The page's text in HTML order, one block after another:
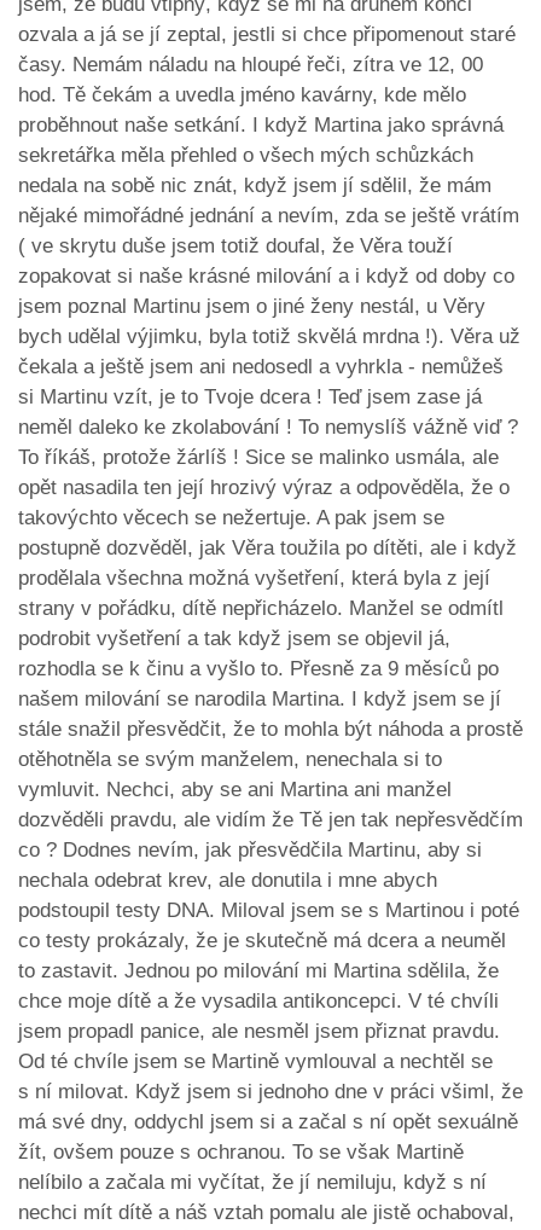
jsem, že budu vtipný, když se mi na druhém konci
ozvala a já se jí zeptal, jestli si chce připomenout staré
časy. Nemám náladu na hloupé řeči, zítra ve 12, 00
hod. Tě čekám a uvedla jméno kavárny, kde mělo
proběhnout naše setkání. I když Martina jako správná
sekretářka měla přehled o všech mých schůzkách
nedala na sobě nic znát, když jsem jí sdělil, že mám
nějaké mimořádné jednání a nevím, zda se ještě vrátím
( ve skrytu duše jsem totiž doufal, že Věra touží
zopakovat si naše krásné milování a i když od doby co
jsem poznal Martinu jsem o jiné ženy nestál, u Věry
bych udělal výjimku, byla totiž skvělá mrdna !). Věra už
čekala a ještě jsem ani nedosedl a vyhrkla - nemůžeš
si Martinu vzít, je to Tvoje dcera ! Teď jsem zase já
neměl daleko ke zkolabování ! To nemyslíš vážně viď ?
To říkáš, protože žárlíš ! Sice se malinko usmála, ale
opět nasadila ten její hrozivý výraz a odpověděla, že o
takovýchto věcech se nežertuje. A pak jsem se
postupně dozvěděl, jak Věra toužila po dítěti, ale i když
prodělala všechna možná vyšetření, která byla z její
strany v pořádku, dítě nepřicházelo. Manžel se odmítl
podrobit vyšetření a tak když jsem se objevil já,
rozhodla se k činu a vyšlo to. Přesně za 9 měsíců po
našem milování se narodila Martina. I když jsem se jí
stále snažil přesvědčit, že to mohla být náhoda a prostě
otěhotněla se svým manželem, nenechala si to
vymluvit. Nechci, aby se ani Martina ani manžel
dozvěděli pravdu, ale vidím že Tě jen tak nepřesvědčím
co ? Dodnes nevím, jak přesvědčila Martinu, aby si
nechala odebrat krev, ale donutila i mne abych
podstoupil testy DNA. Miloval jsem se s Martinou i poté
co testy prokázaly, že je skutečně má dcera a neuměl
to zastavit. Jednou po milování mi Martina sdělila, že
chce moje dítě a že vysadila antikoncepci. V té chvíli
jsem propadl panice, ale nesměl jsem přiznat pravdu.
Od té chvíle jsem se Martině vymlouval a nechtěl se
s ní milovat. Když jsem si jednoho dne v práci všiml, že
má své dny, oddychl jsem si a začal s ní opět sexuálně
žít, ovšem pouze s ochranou. To se však Martině
nelíbilo a začala mi vyčítat, že jí nemiluju, když s ní
nechci mít dítě a náš vztah pomalu ale jistě ochaboval,